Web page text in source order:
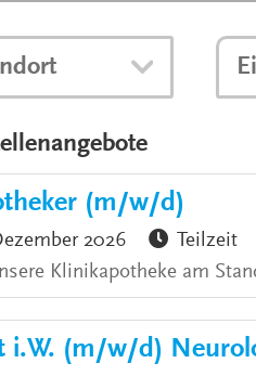
(m/w/d)
2026 Teilzeit
Klinikapotheke am
i.W. (m/w/d)